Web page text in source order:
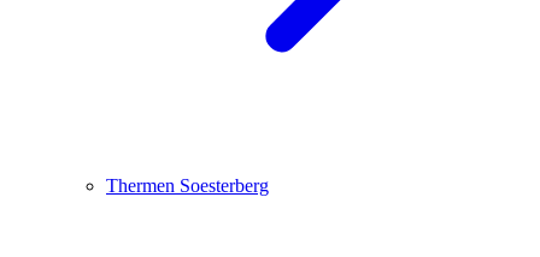
Thermen Soesterberg